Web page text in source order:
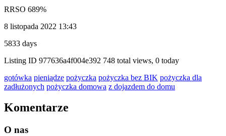
RRSO 689%
8 listopada 2022 13:43
5833 days
Listing ID 977636a4f004e392 748 total views, 0 today
gotówka pieniądze pożyczka pożyczka bez BIK pożyczka dla
zadłużonych pożyczka domowa z dojazdem do domu
Komentarze
O nas